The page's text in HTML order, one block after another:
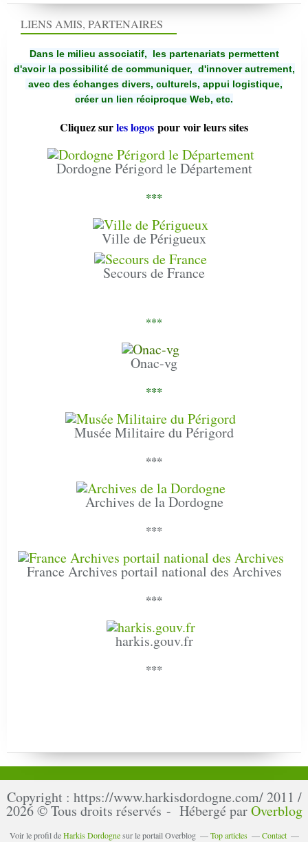
LIENS AMIS, PARTENAIRES
Dans le milieu associatif, les partenariats permettent
d'avoir la possibilité de communiquer, d'innover autrement,
avec des échanges divers, culturels, appui logistique,
créer un lien réciproque Web, etc.
Cliquez surles logos pour voir leurs sites
Dordogne Périgord le Département
***
Ville de Périgueux
Secours de France
***
Onac-vg
***
Musée Militaire du Périgord
***
Archives de la Dordogne
***
France Archives portail national des Archives
***
harkis.gouv.fr
***
Copyright : https://www.harkisdordogne.com/ 2011 /
2026 © Tous droits réservés - Hébergé parOverblog
Voir le profil deHarkis Dordognesur le portail Overblog Top articles Contact